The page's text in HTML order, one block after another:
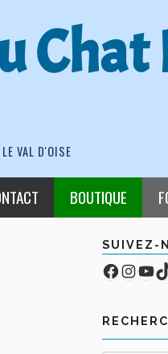
VAL D'OISE
BOUTIQUE
SUIVEZ-
Compte